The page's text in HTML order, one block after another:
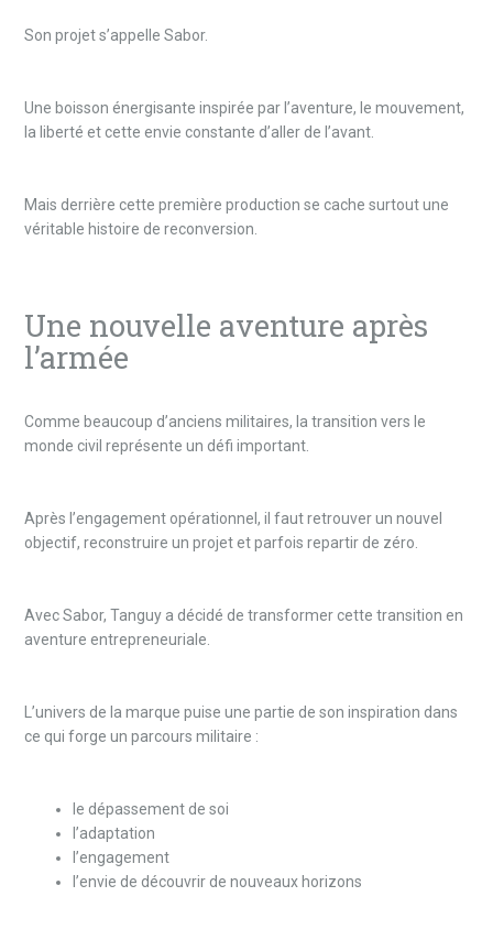
Son projet s’appelle Sabor.
Une boisson énergisante inspirée par l’aventure, le mouvement,
la liberté et cette envie constante d’aller de l’avant.
Mais derrière cette première production se cache surtout une
véritable histoire de reconversion.
Une nouvelle aventure après
l’armée
Comme beaucoup d’anciens militaires, la transition vers le
monde civil représente un défi important.
Après l’engagement opérationnel, il faut retrouver un nouvel
objectif, reconstruire un projet et parfois repartir de zéro.
Avec Sabor, Tanguy a décidé de transformer cette transition en
aventure entrepreneuriale.
L’univers de la marque puise une partie de son inspiration dans
ce qui forge un parcours militaire :
le dépassement de soi
l’adaptation
l’engagement
l’envie de découvrir de nouveaux horizons